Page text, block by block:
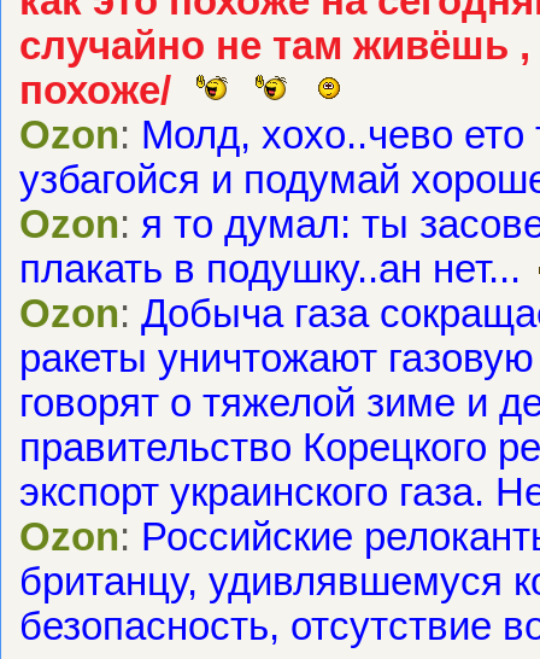
случайно не там живёшь
похоже/
Ozon: Молд, хохо..чево
узбагойся и подумай
Ozon: я то думал: ты
плакать в подушку..ан нет...
Ozon: Добыча газа
ракеты уничтожают
говорят о тяжелой зиме и
правительство Корецкого
экспорт украинского газа.
Ozon: Российские
британцу, удивлявшемуся
безопасность, отсутствие